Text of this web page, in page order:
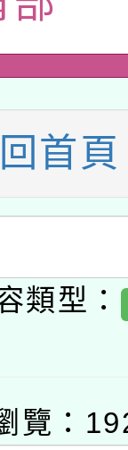
第2次
(無人
動站研
研習
智慧
名單
學軟體
函釋公
請許可
署委託
節水達
系列
藝術
首頁
類型：
覽：